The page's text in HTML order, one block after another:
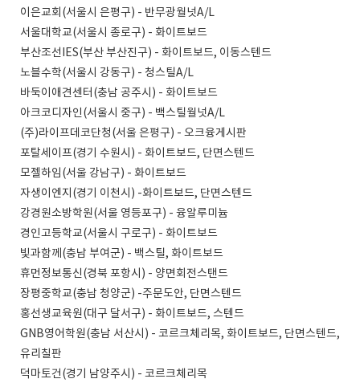
이은교회(서울시 은평구) - 반무광월넛A/L
서울대학교(서울시 종로구) - 화이트보드
부산조선IES(부산 부산진구) - 화이트보드, 이동스텐드
노블수학(서울시 강동구) - 청스틸A/L
바둑이애견센터(충남 공주시) - 화이트보드
아크코디자인(서울시 중구) - 백스틸월넛A/L
(주)라이프데코단청(서울 은평구) - 오크융게시판
포탈세이프(경기 수원시) - 화이트보드, 단면스텐드
모젤하임(서울 강남구) - 화이트보드
자생이엔지(경기 이천시) -화이트보드, 단면스텐드
강경원소방학원(서울 영등포구) - 융알루미늄
경인고등학교(서울시 구로구) - 화이트보드
빛과함께(충남 부여군) - 백스틸, 화이트보드
휴먼정보통신(경북 포항시) - 양면회전스탠드
장평중학교(충남 청양군) -주문도안, 단면스텐드
홍선생교육원(대구 달서구) - 화이트보드, 스텐드
GNB영어학원(충남 서산시) - 코르크체리목, 화이트보드, 단면스텐드,
유리칠판
덕마토건(경기 남양주시) - 코르크체리목